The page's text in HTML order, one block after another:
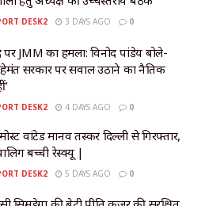
DESK2 3 DAYS AGO 0
पर JMM का हमला: विनोद पांडेय बोले-
सरकार पर सवाल उठाने का नैतिक
DESK2 4 DAYS AGO 0
वांटेड मानव तस्कर दिल्ली से गिरफ्तार,
बच्ची रेस्क्यू |
DESK2 5 DAYS AGO 0